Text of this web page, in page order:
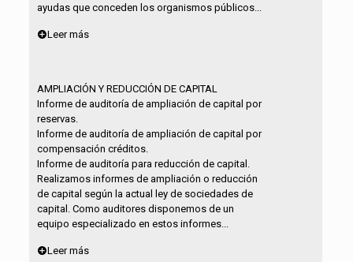
ayudas que conceden los organismos públicos...
Leer más
AMPLIACIÓN Y REDUCCIÓN DE CAPITAL
Informe de auditoría de ampliación de capital por
reservas.
Informe de auditoría de ampliación de capital por
compensación créditos.
Informe de auditoría para reducción de capital.
Realizamos informes de ampliación o reducción
de capital según la actual ley de sociedades de
capital. Como auditores disponemos de un
equipo especializado en estos informes...
Leer más